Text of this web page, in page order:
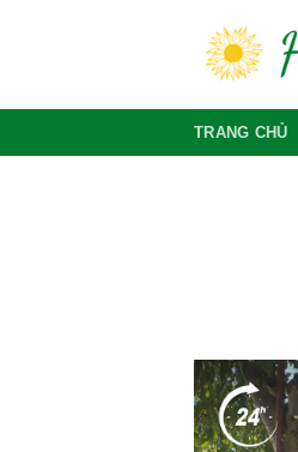
TRANG CHỦ